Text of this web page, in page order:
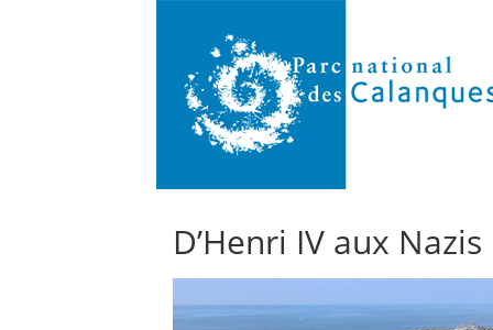
D’Henri IV aux Nazis